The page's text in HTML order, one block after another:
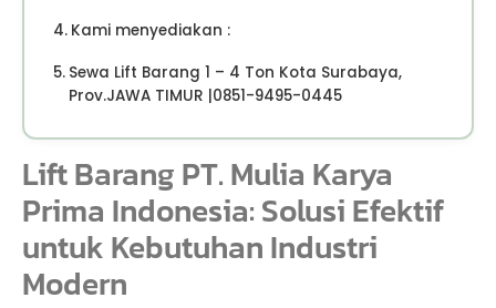
Kami menyediakan :
Sewa Lift Barang 1 – 4 Ton Kota Surabaya,
Prov.JAWA TIMUR |0851-9495-0445
Lift Barang PT. Mulia Karya
Prima Indonesia: Solusi Efektif
untuk Kebutuhan Industri
Modern